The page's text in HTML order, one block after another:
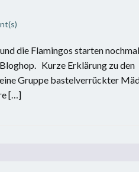
die Flamingos starten
Kurze Erklärung zu den
Gruppe bastelverrückter
[…]